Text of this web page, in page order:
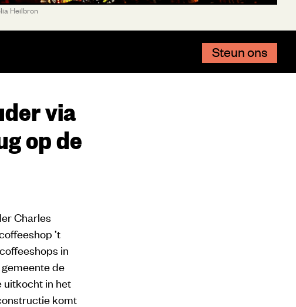
Heilbron
Steun ons
via
op de
Charles
’t
in
de
uitkocht in het
komt